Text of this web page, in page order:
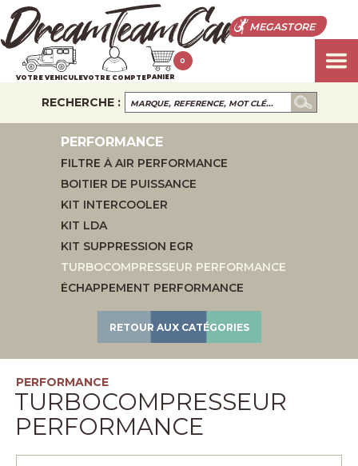
MEGASTORE
VOTRE VEHICULEVOTRE COMPTEPANIER
0
RECHERCHE :
PERFORMANCE
FILTRE À AIR PERFORMANCE
BOITIER DE PUISSANCE
KIT INTERCOOLER
KIT LDA
KIT SUPPRESSION EGR
TURBOCOMPRESSEUR PERFORMANCE
ÉCHAPPEMENT PERFORMANCE
RETOUR AUX CATÉGORIES
PERFORMANCE
TURBOCOMPRESSEUR
PERFORMANCE